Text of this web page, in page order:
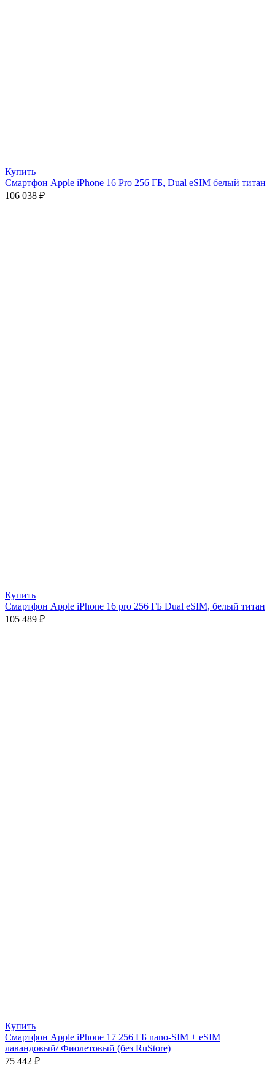
Купить
Смартфон Apple iPhone 16 Pro 256 ГБ, Dual eSIM белый титан
106 038 ₽
Купить
Смартфон Apple iPhone 16 pro 256 ГБ Dual eSIM, белый титан
105 489 ₽
Купить
Смартфон Apple iPhone 17 256 ГБ nano-SIM + eSIM
лавандовый/ Фиолетовый (без RuStore)
75 442 ₽